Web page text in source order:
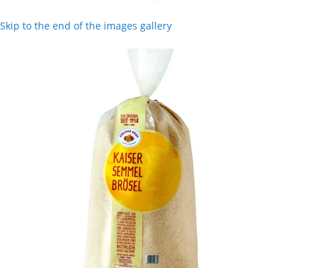
Skip to the end of the images gallery